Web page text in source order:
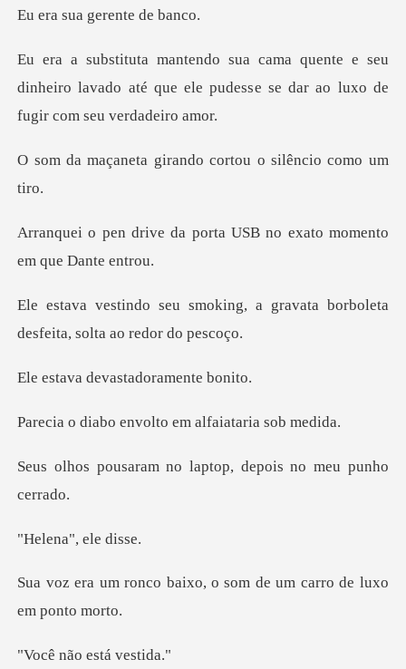
a gerente
e seu
dinheiro lavado até que ele pudesse se
irando cortou o sil
porta USB no exato mome
ng, a gravata borboleta
desfe
devastadora
envolto em alfai
no laptop, depois
a", el
ixo, o som de um carro
o está v